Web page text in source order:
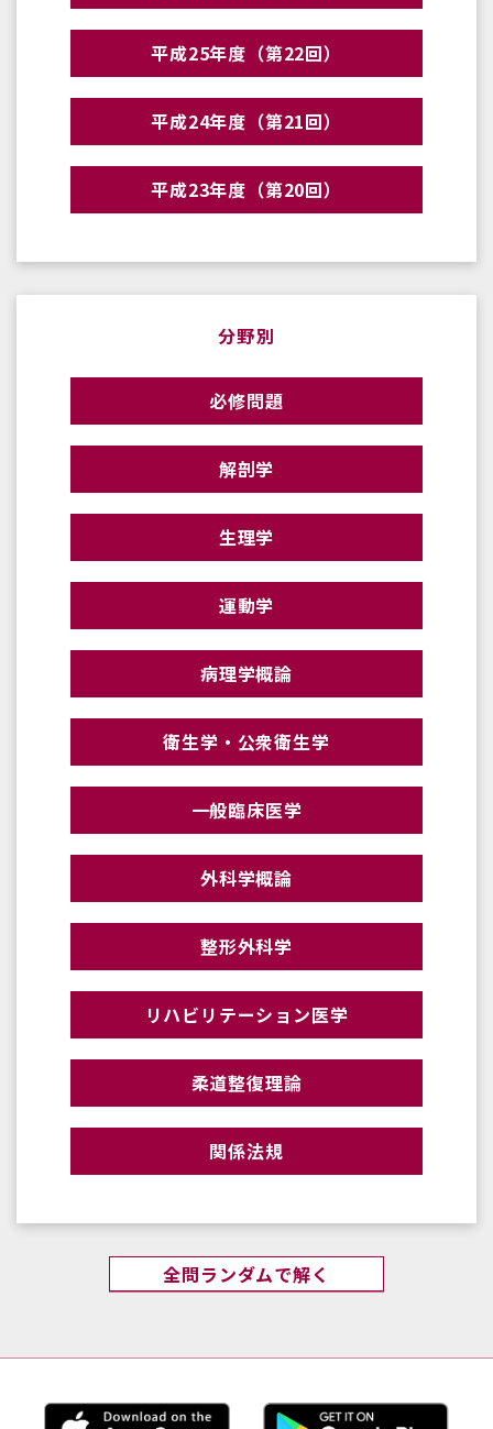
平成25年度（第22回）
平成24年度（第21回）
平成23年度（第20回）
分野別
必修問題
解剖学
生理学
運動学
病理学概論
衛生学・公衆衛生学
一般臨床医学
外科学概論
整形外科学
リハビリテーション医学
柔道整復理論
関係法規
全問ランダムで解く